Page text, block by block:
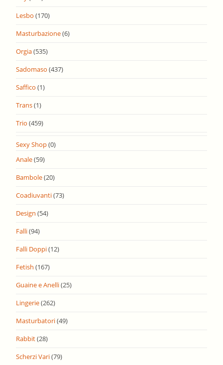
Lesbo (170)
Masturbazione(6)
Orgia(535)
Sadomaso (437)
Saffico (1)
Trans(1)
Trio (459)
Sexy Shop(0)
Anale(59)
Bambole(20)
Coadiuvanti(73)
Design (54)
Falli(94)
Falli Doppi(12)
Fetish (167)
Guaine e Anelli(25)
Lingerie(262)
Masturbatori(49)
Rabbit(28)
Scherzi Vari(79)